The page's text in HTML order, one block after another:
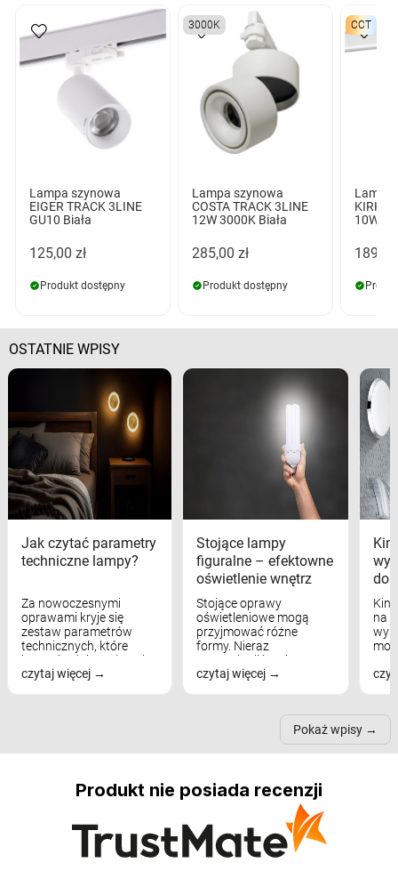
Lampa szynowa
EIGER TRACK 3LINE
GU10 Biała
125,00 zł
Produkt dostępny
3000K
Lampa szynowa
COSTA TRACK 3LINE
12W 3000K Biała
285,00 zł
Produkt dostępny
CCT
Lampa
KIRKE
10W
189,00
OSTATNIE WPISY
Jak czytać parametry
techniczne lampy?
Za nowoczesnymi
oprawami kryje się
zestaw parametrów
technicznych, które
bezpośrednio wpływają
na komfort widzenia,
czytaj więcej
Stojące lampy
figuralne – efektowne
oświetlenie wnętrz
Stojące oprawy
oświetleniowe mogą
przyjmować różne
formy. Nieraz
wspominaliśmy już
modele na łukowych
nich może przydać się w
czytaj więcej
na
Pokaż wpisy
Produkt nie posiada recenzji